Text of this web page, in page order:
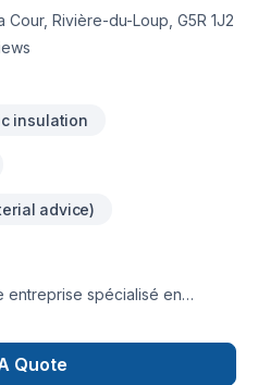
Cour, Rivière-du-Loup, G5R 1J2
insulation
advice)
entreprise spécialisé en
touche la rénovation!
Quote